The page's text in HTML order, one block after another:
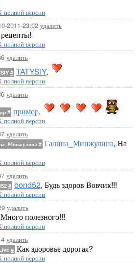
полной версии
2011-23:02 удалить
полной версии
удалить
# TATYSIY,
полной версии
удалить
# примор,
полной версии
удалить
# Галина_Минжулина, На
полной версии
удалить
# bond52, Будь здоров Вовчик!!!
полной версии
удалить
полезного!!!
полной версии
удалить
# Как здоровье дорогая?
полной версии